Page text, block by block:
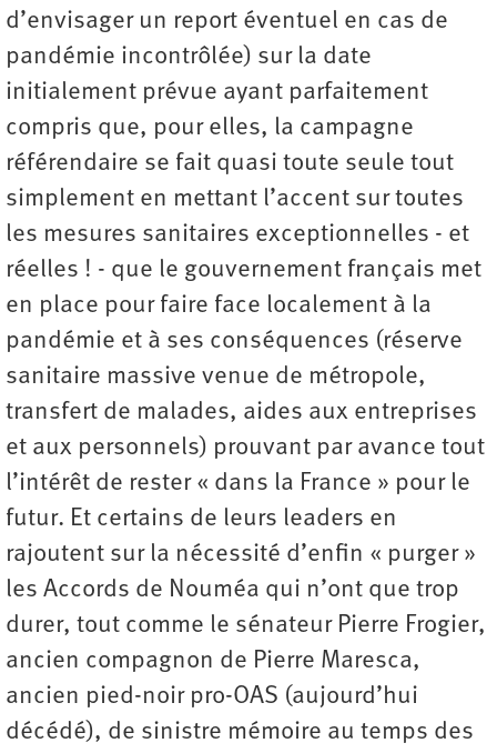
d’envisager un report éventuel en cas de
pandémie incontrôlée) sur la date
initialement prévue ayant parfaitement
compris que, pour elles, la campagne
référendaire se fait quasi toute seule tout
simplement en mettant l’accent sur toutes
les mesures sanitaires exceptionnelles - et
réelles ! - que le gouvernement français met
en place pour faire face localement à la
pandémie et à ses conséquences (réserve
sanitaire massive venue de métropole,
transfert de malades, aides aux entreprises
et aux personnels) prouvant par avance tout
l’intérêt de rester « dans la France » pour le
futur. Et certains de leurs leaders en
rajoutent sur la nécessité d’enfin « purger »
les Accords de Nouméa qui n’ont que trop
durer, tout comme le sénateur Pierre Frogier,
ancien compagnon de Pierre Maresca,
ancien pied-noir pro-OAS (aujourd’hui
décédé), de sinistre mémoire au temps des